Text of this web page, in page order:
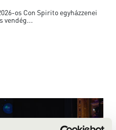
os Con Spirito egyházzenei
vendég...